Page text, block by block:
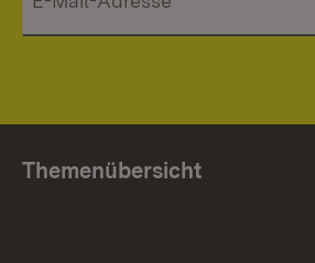
Themenübersicht